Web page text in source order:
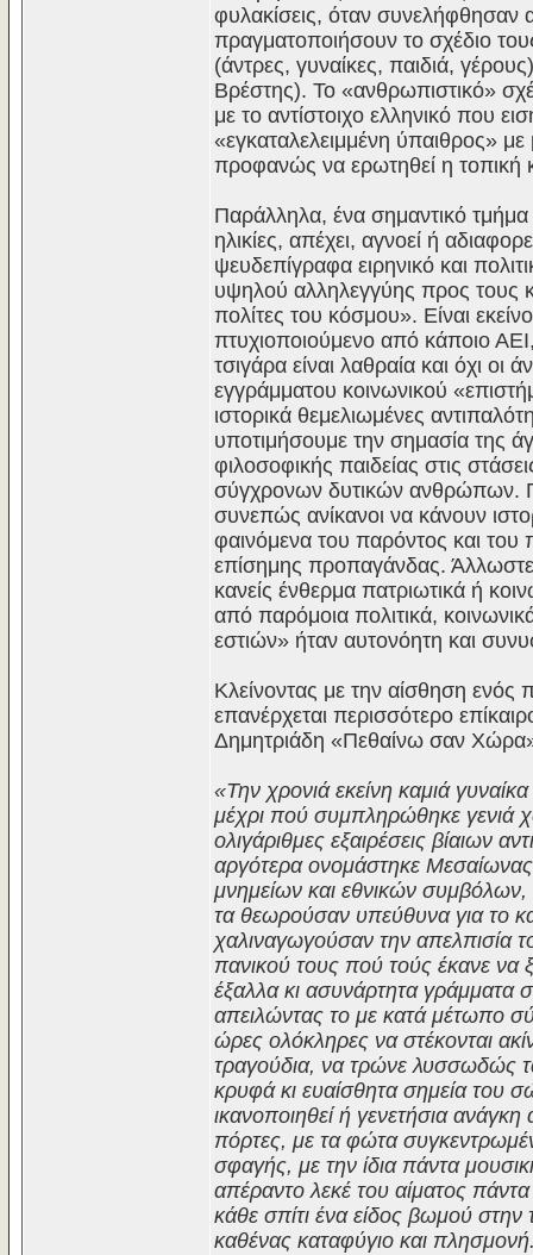
φυλακίσεις, όταν συνελήφθησαν
πραγματοποιήσουν το σχέδιο
(άντρες, γυναίκες, παιδιά,
Βρέστης). Το «ανθρωπιστικό»
με το αντίστοιχο ελληνικό που
«εγκαταλελειμμένη ύπαιθρος»
προφανώς να ερωτηθεί η τοπική
Παράλληλα, ένα σημαντικό τμήμα
ηλικίες, απέχει, αγνοεί ή
ψευδεπίγραφα ειρηνικό και
υψηλού αλληλεγγύης προς τους
πολίτες του κόσμου». Είναι
πτυχιοποιούμενο από κάποιο
τσιγάρα είναι λαθραία και όχι
εγγράμματου κοινωνικού
ιστορικά θεμελιωμένες
υποτιμήσουμε την σημασία της
φιλοσοφικής παιδείας στις
σύγχρονων δυτικών ανθρώπων.
συνεπώς ανίκανοι να κάνουν
φαινόμενα του παρόντος και του
επίσημης προπαγάνδας. Άλλωστε,
κανείς ένθερμα πατριωτικά ή
από παρόμοια πολιτικά,
εστιών» ήταν αυτονόητη και
Κλείνοντας με την αίσθηση ενός
επανέρχεται περισσότερο
Δημητριάδη «Πεθαίνω σαν
«Την χρονιά εκείνη καμιά
μέχρι πού συμπληρώθηκε γενιά
ολιγάριθμες εξαιρέσεις βίαιων
αργότερα ονομάστηκε
μνημείων και εθνικών συμβόλων,
τα θεωρούσαν υπεύθυνα για το
χαλιναγωγούσαν την απελπισία
πανικού τους πού τούς έκανε να
έξαλλα κι ασυνάρτητα γράμματα
απειλώντας το με κατά μέτωπο
ώρες ολόκληρες να στέκονται
τραγούδια, να τρώνε λυσσωδώς
κρυφά κι ευαίσθητα σημεία του
ικανοποιηθεί ή γενετήσια
πόρτες, με τα φώτα
σφαγής, με την ίδια πάντα
απέραντο λεκέ του αίματος πάντα
κάθε σπίτι ένα είδος βωμού
καθένας καταφύγιο και